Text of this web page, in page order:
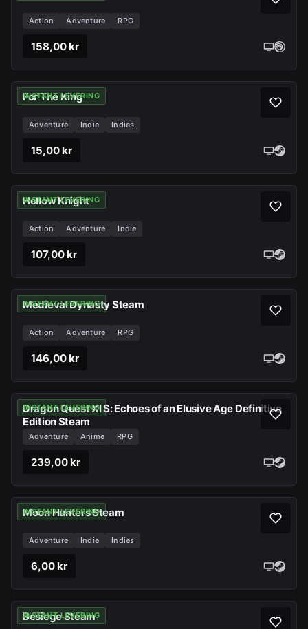
Action Adventure RPG
158,00 kr
INSTANT LEVERING
For The King
Adventure Indie Indies
15,00 kr
INSTANT LEVERING
Hollow Knight
Action Adventure Indie
107,00 kr
INSTANT LEVERING
Medieval Dynasty Steam
Action Adventure RPG
146,00 kr
INSTANT LEVERING
Dragon Quest XI S: Echoes of an Elusive Age Definitive
Edition Steam
Adventure Anime RPG
239,00 kr
INSTANT LEVERING
Moon Hunters Steam
Adventure Indie Indies
6,00 kr
INSTANT LEVERING
Besiege Steam